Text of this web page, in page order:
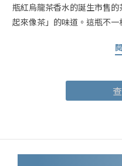
瓶紅烏龍茶香水的誕生市售
起來像茶」的味道。這瓶不
周章燒水泡茶，就能把醇厚
合作的起點，是同樣的堅
（Stephanie），科技業出身
調香這件事教給了一誠 —— 她
上，博雅齋深耕紅烏龍近四